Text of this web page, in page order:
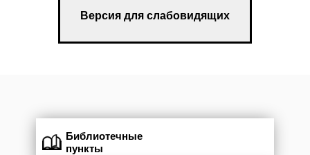
Версия для слабовидящих
Библиотечные
пункты